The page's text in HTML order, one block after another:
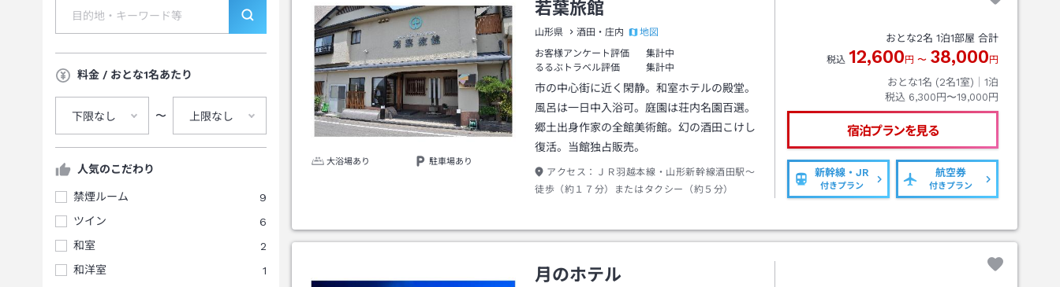
料金 / おとな1名あたり
下限なし 〜 上限なし
人気のこだわり
禁煙ルーム
9
ツイン
6
和室
2
和洋室
1
大浴場あり 駐車場あり
若葉旅館
山形県 酒田・庄内
地図
お客様アンケート評価
集計中
るるぶトラベル評価
集計中
市の中心街に近く閑静。和室ホテルの殿堂。
風呂は一日中入浴可。庭園は荘内名園百選。
郷土出身作家の全館美術館。幻の酒田こけし
復活。当館独占販売。
アクセス：
ＪＲ羽越本線・山形新幹線酒田駅～
徒歩（約１７分）またはタクシー（約５分）
おとな2名 1泊1部屋 合計
税込 12,600 円 〜 38,000 円
おとな1名 (2名1室)｜ 1泊
税込 6,300円〜19,000円
宿泊プランを見る
新幹線・JR
付きプラン
航空券
付きプラン
月のホテル